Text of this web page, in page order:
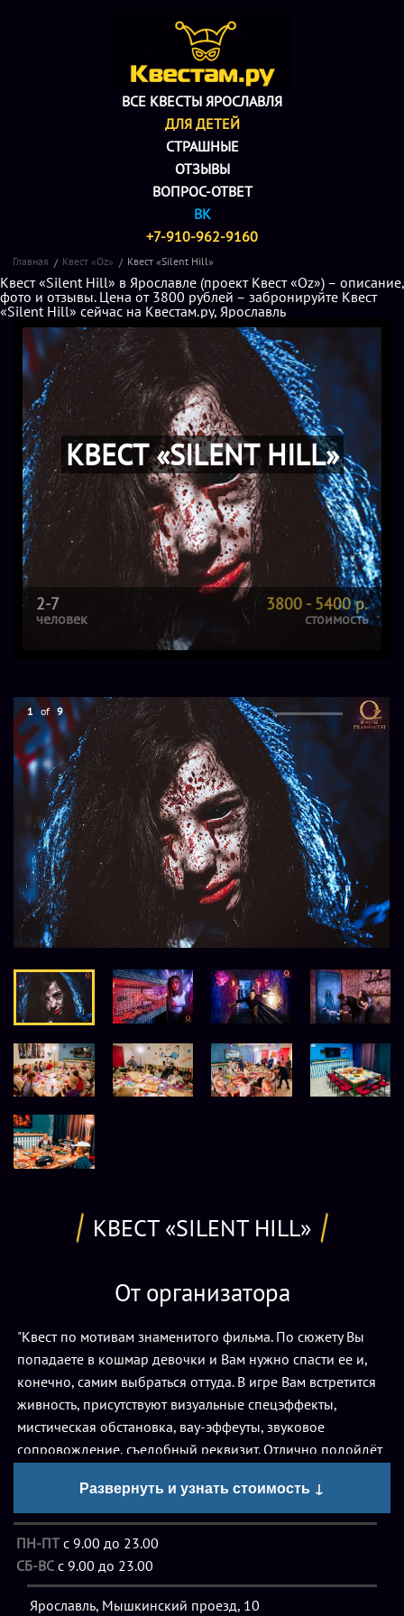
ВСЕ КВЕСТЫ ЯРОСЛАВЛЯ
ДЛЯ ДЕТЕЙ
СТРАШНЫЕ
ОТЗЫВЫ
ВОПРОС-ОТВЕТ
ВК
+7-910-962-9160
Главная Квест «Oz» Квест «Silent Hill»
Квест «Silent Hill» в Ярославле (проект Квест «Oz») – описание,
фото и отзывы. Цена от 3800 рублей – забронируйте Квест
«Silent Hill» сейчас на Квестам.ру, Ярославль
КВЕСТ «SILENT HILL»
2-7
человек
3800 - 5400 р.
стоимость
1 of 9
КВЕСТ «SILENT HILL»
От организатора
"Квест по мотивам знаменитого фильма. По сюжету Вы
попадаете в кошмар девочки и Вам нужно спасти ее и,
конечно, самим выбраться оттуда. В игре Вам встретится
живность, присутствуют визуальные спецэффекты,
мистическая обстановка, вау-эффеуты, звуковое
сопровождение, съедобный реквизит. Отлично подойдёт
ограничение - с 12 лет!!!!) (Без актёров)"
Описание
Проходитьквест «Silent Hill» в Ярославлемогут детские,
взрослые, семейные и смешанные команды из 2-4
Развернуть и узнать стоимость ↓
ПН-ПТс 9.00 до 23.00
СБ-ВС с 9.00 до 23.00
Ярославль, Мышкинский проезд, 10